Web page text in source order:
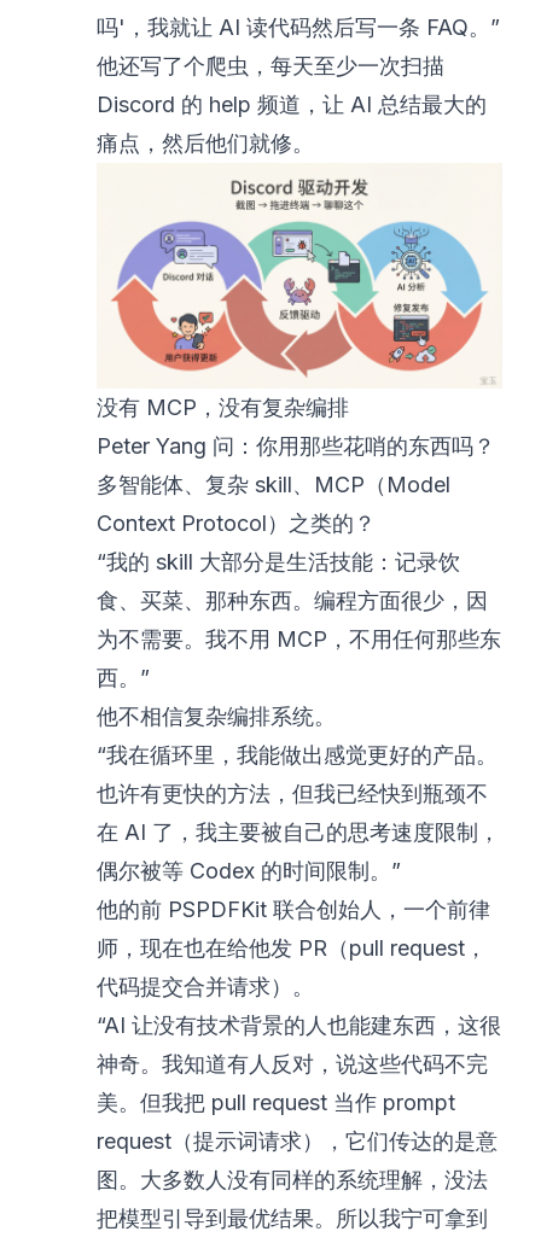
吗'，我就让 AI 读代码然后写一条 FAQ。”
他还写了个爬虫，每天至少一次扫描
Discord 的 help 频道，让 AI 总结最大的
痛点，然后他们就修。
没有 MCP，没有复杂编排
Peter Yang 问：你用那些花哨的东西吗？
多智能体、复杂 skill、MCP（Model
Context Protocol）之类的？
“我的 skill 大部分是生活技能：记录饮
食、买菜、那种东西。编程方面很少，因
为不需要。我不用 MCP，不用任何那些东
西。”
他不相信复杂编排系统。
“我在循环里，我能做出感觉更好的产品。
也许有更快的方法，但我已经快到瓶颈不
在 AI 了，我主要被自己的思考速度限制，
偶尔被等 Codex 的时间限制。”
他的前 PSPDFKit 联合创始人，一个前律
师，现在也在给他发 PR（pull request，
代码提交合并请求）。
“AI 让没有技术背景的人也能建东西，这很
神奇。我知道有人反对，说这些代码不完
美。但我把 pull request 当作 prompt
request（提示词请求），它们传达的是意
图。大多数人没有同样的系统理解，没法
把模型引导到最优结果。所以我宁可拿到